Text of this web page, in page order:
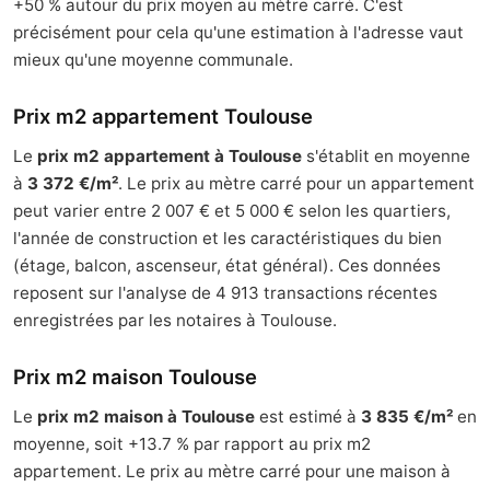
+50 % autour du prix moyen au mètre carré. C'est
précisément pour cela qu'une estimation à l'adresse vaut
mieux qu'une moyenne communale.
Prix m2 appartement Toulouse
Le prix m2 appartement à Toulouse s'établit en moyenne
à 3 372 €/m². Le prix au mètre carré pour un appartement
peut varier entre 2 007 € et 5 000 € selon les quartiers,
l'année de construction et les caractéristiques du bien
(étage, balcon, ascenseur, état général). Ces données
reposent sur l'analyse de 4 913 transactions récentes
enregistrées par les notaires à Toulouse.
Prix m2 maison Toulouse
Le prix m2 maison à Toulouse est estimé à 3 835 €/m² en
moyenne, soit +13.7 % par rapport au prix m2
appartement. Le prix au mètre carré pour une maison à